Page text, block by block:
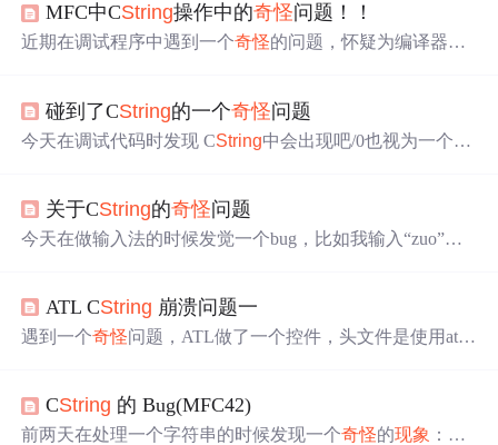
MFC中CString操作中的奇怪问题！！
近期在调试程序中遇到一个奇怪的问题，怀疑为编译器问
(szLen,"%04d",RetData.GetLength()+4); RetData = szLen + Re
tData; AfxMessage
碰到了CString的一个奇怪问题
今天在调试代码时发现 CString中会出现吧/0也视为一个字
关于CString的奇怪问题
今天在做输入法的时候发觉一个bug，比如我输入“zuo”，
字），之后我再选1～7里面的数字，就无法选择到对应的
汉字了，断点调试后发现，我的CString
类的一个字符串加
的，但是具体道
ATL CString 崩溃问题一
遇到一个奇怪问题，ATL做了一个控件，头文件是使用atlst
虽然没有抛出异常，但是只能说明WTL的C
理方面做的稍好，不过问题肯定还是存在的。经过检查，
CString 的 Bug(MFC42)
前两天在处理一个字符串的时候发现一个奇怪的现象 ：当